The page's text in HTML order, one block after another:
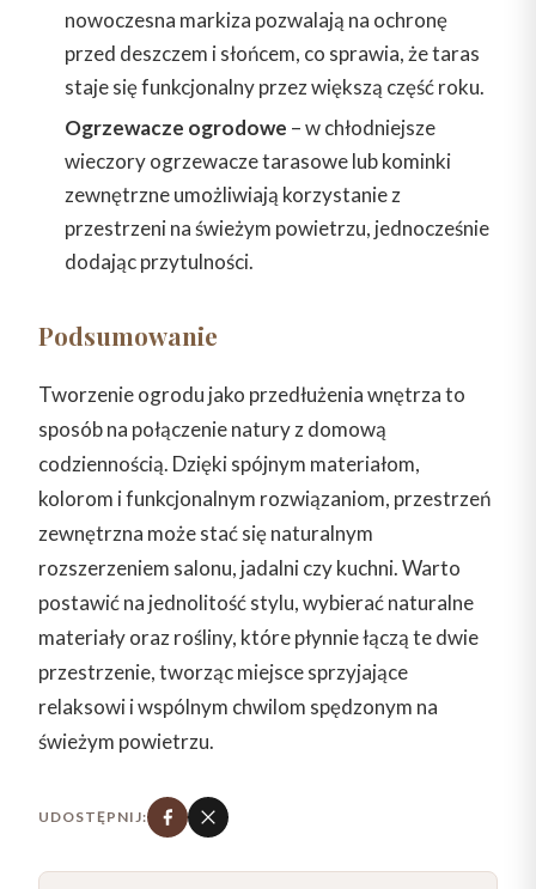
nowoczesna markiza pozwalają na ochronę
przed deszczem i słońcem, co sprawia, że taras
staje się funkcjonalny przez większą część roku.
Ogrzewacze ogrodowe – w chłodniejsze
wieczory ogrzewacze tarasowe lub kominki
zewnętrzne umożliwiają korzystanie z
przestrzeni na świeżym powietrzu, jednocześnie
dodając przytulności.
Podsumowanie
Tworzenie ogrodu jako przedłużenia wnętrza to
sposób na połączenie natury z domową
codziennością. Dzięki spójnym materiałom,
kolorom i funkcjonalnym rozwiązaniom, przestrzeń
zewnętrzna może stać się naturalnym
rozszerzeniem salonu, jadalni czy kuchni. Warto
postawić na jednolitość stylu, wybierać naturalne
materiały oraz rośliny, które płynnie łączą te dwie
przestrzenie, tworząc miejsce sprzyjające
relaksowi i wspólnym chwilom spędzonym na
świeżym powietrzu.
UDOSTĘPNIJ: